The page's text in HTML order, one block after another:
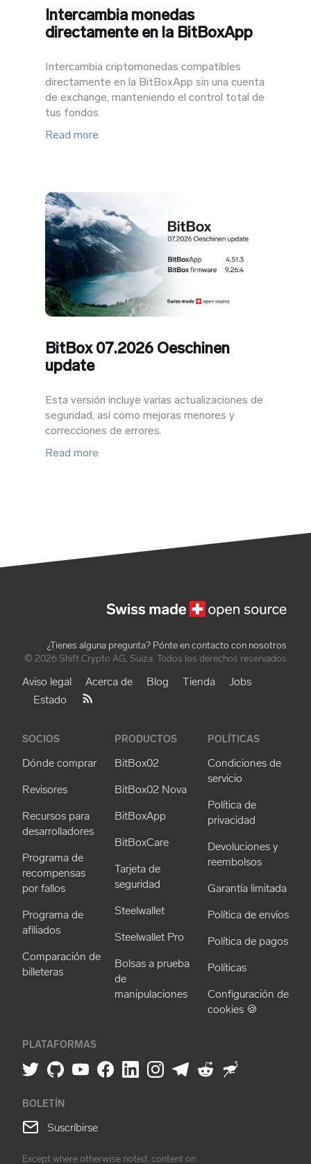
Intercambia monedas
directamente en la BitBoxApp
Intercambia criptomonedas compatibles
directamente en la BitBoxApp sin una cuenta
de exchange, manteniendo el control total de
tus fondos.
Read more
BitBox 07.2026 Oeschinen
update
Esta versión incluye varias actualizaciones de
seguridad, así como mejoras menores y
correcciones de errores.
Read more
¿Tienes alguna pregunta? Pónte en contacto con nosotros.
© 2026 Shift Crypto AG, Suiza. Todos los derechos reservados.
Aviso legal Acerca de Blog Tienda
Jobs
Estado
SOCIOS
Dónde comprar
Revisores
Recursos para
desarrolladores
Programa de
recompensas
por fallos
Programa de
afiliados
Comparación de
billeteras
PRODUCTOS
BitBox02
BitBox02 Nova
BitBoxApp
BitBoxCare
Tarjeta de
seguridad
Steelwallet
Steelwallet Pro
Bolsas a prueba
de
manipulaciones
POLÍTICAS
Condiciones de
servicio
Política de
privacidad
Devoluciones y
reembolsos
Garantía limitada
Política de envíos
Política de pagos
Políticas
Configuración de
cookies 🍪
PLATAFORMAS
BOLETÍN
Suscríbirse
Except where otherwise noted, content on